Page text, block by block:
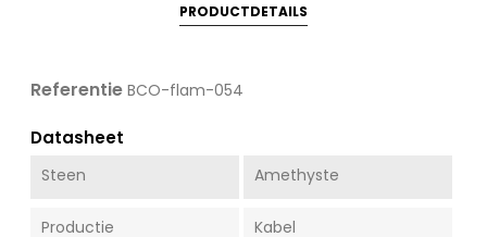
PRODUCTDETAILS
Referentie BCO-flam-054
Datasheet
Steen Amethyste
Productie Kabel